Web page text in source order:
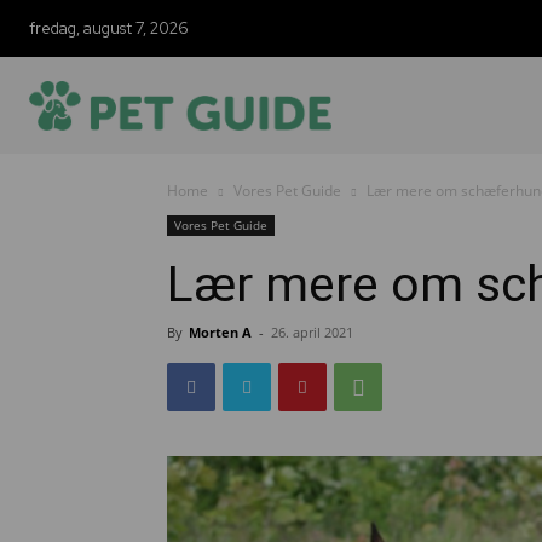
fredag, august 7, 2026
Home Vores Pet Guide Lær mere om
Vores Pet Guide
Lær mere om
By Morten A - 26. april 2021